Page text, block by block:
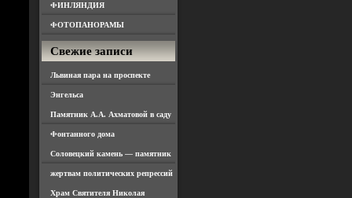
ФИНЛЯНДИЯ
ФОТОПАНОРАМЫ
Свежие записи
Львиная пара на проспекте
Энгельса
Памятник А.А. Ахматовой в саду
Фонтанного дома
Соловецкий камень — памятник
жертвам политических репрессий
Храм Святителя Николая